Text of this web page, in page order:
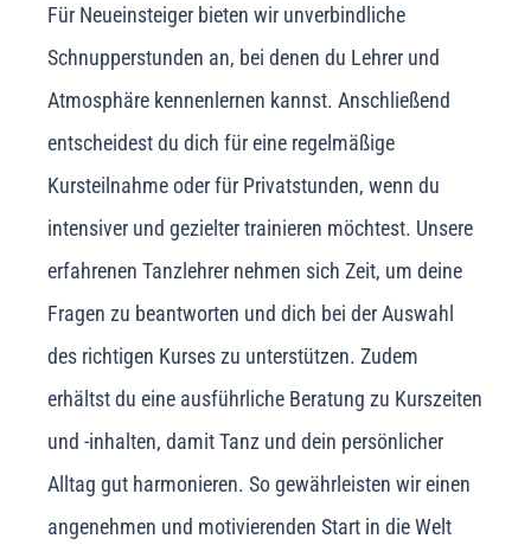
Für Neueinsteiger bieten wir unverbindliche
Schnupperstunden an, bei denen du Lehrer und
Atmosphäre kennenlernen kannst. Anschließend
entscheidest du dich für eine regelmäßige
Kursteilnahme oder für Privatstunden, wenn du
intensiver und gezielter trainieren möchtest. Unsere
erfahrenen Tanzlehrer nehmen sich Zeit, um deine
Fragen zu beantworten und dich bei der Auswahl
des richtigen Kurses zu unterstützen. Zudem
erhältst du eine ausführliche Beratung zu Kurszeiten
und -inhalten, damit Tanz und dein persönlicher
Alltag gut harmonieren. So gewährleisten wir einen
angenehmen und motivierenden Start in die Welt